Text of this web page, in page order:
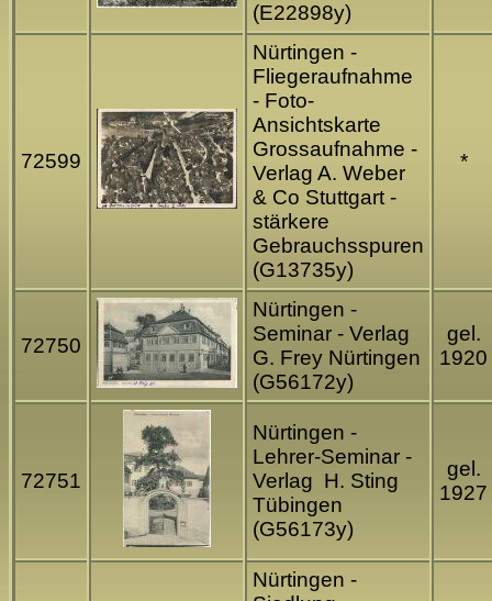
(E22898y)
72599
Nürtingen -
Fliegeraufnahme
- Foto-
Ansichtskarte
Grossaufnahme -
Verlag A. Weber
& Co Stuttgart -
stärkere
Gebrauchsspuren
(G13735y)
*
72750
Nürtingen -
Seminar - Verlag
G. Frey Nürtingen
(G56172y)
gel.
1920
72751
Nürtingen -
Lehrer-Seminar -
Verlag H. Sting
Tübingen
(G56173y)
gel.
1927
Nürtingen -